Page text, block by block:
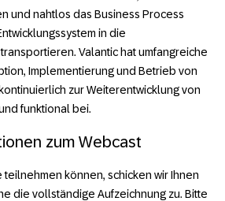
und nahtlos das Business Process
in die
Valantic hat umfangreiche
Implementierung und Betrieb von
zur Weiterentwicklung von
funktional bei.
zum Webcast
teil­­nehmen können, schicken wir Ihnen
die voll­­­­­ständige Auf­­­­­zeichnung zu. Bitte